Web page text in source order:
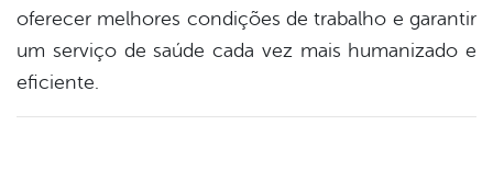
oferecer melhores condições de trabalho e garantir
um serviço de saúde cada vez mais humanizado e
eficiente.